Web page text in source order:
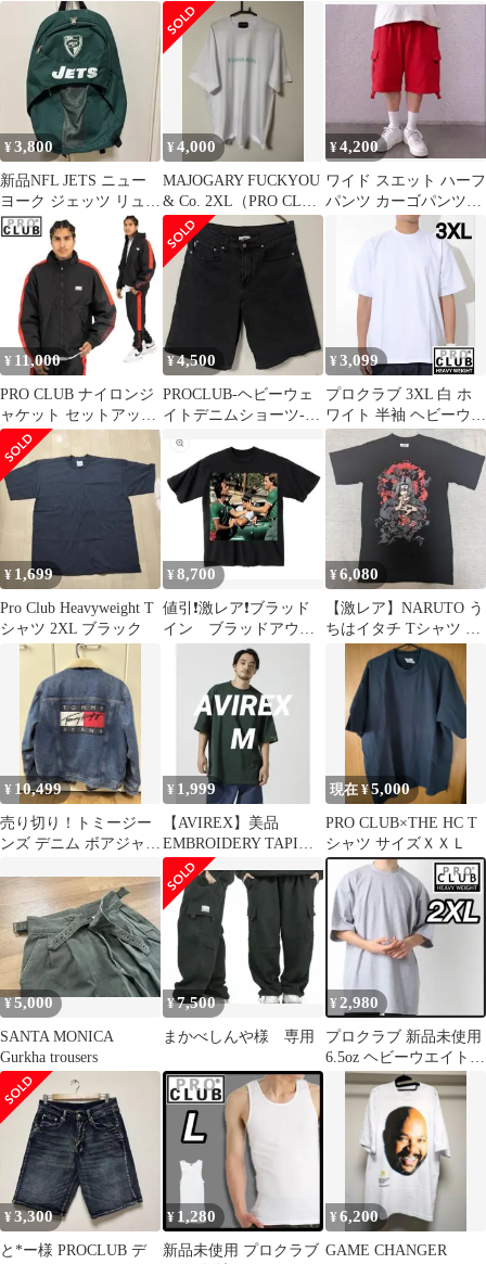
トb系bboy HIPHOP
Sサイズ 1
タジャン
¥3,800
新品NFL JETS ニュー
ヨーク ジェッツ リュッ
ク バックパック 緑
¥4,000
MAJOGARY FUCKYOU
& Co. 2XL（PRO CLUB
ボディ）
¥4,200
ワイド スエット ハーフ
パンツ カーゴパンツ
Y2K cityboy 極太
¥ 11,000
PRO CLUB ナイロンジ
ャケット セットアッ
プ サイズS ブラック
レッド
¥4,500
PROCLUB-ヘビーウェ
イトデニムショーツ-ブ
ラック
¥3,099
プロクラブ 3XL 白 ホ
ワイト 半袖 ヘビーウェ
イト Tシャツ
¥ 1,699
Pro Club Heavyweight T
シャツ 2XL ブラック
¥ 8,700
値引❗️激レア❗️ブラッド
イン ブラッドアウト
PRO 5 Tシャツ 2XL メ
¥6,080
【激レア】NARUTO う
ちはイタチ Tシャツ S
黒 アニメ 暁 写輪眼
¥ 10,499
売り切り！トミージー
ンズ デニム ボアジャケ
¥ 1,999
【AVIREX】美品
EMBROIDERY TAPING
ポケT M 緑
現在 ¥5,000
PRO CLUB×THE HC T
シャツ サイズＸＸＬ
¥5,000
SANTA MONICA
Gurkha trousers
¥7,500
まかべしんや様 専用
¥ 2,980
プロクラブ 新品未使用
6.5oz ヘビーウエイト
半袖Tシャツ グレー
2XL
¥3,300
と*ー様 PROCLUB デ
¥ 1,280
新品未使用 プロクラブ
¥6,200
GAME CHANGER